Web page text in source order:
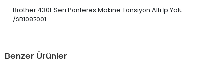
Brother 430F Seri Ponteres Makine Tansiyon Altı İp Yolu
/SB1087001
Benzer Ürünler